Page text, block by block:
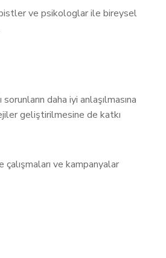
ve psikologlar ile bireysel
daha iyi anlaşılmasına
geliştirilmesine de katkı
ve kampanyalar